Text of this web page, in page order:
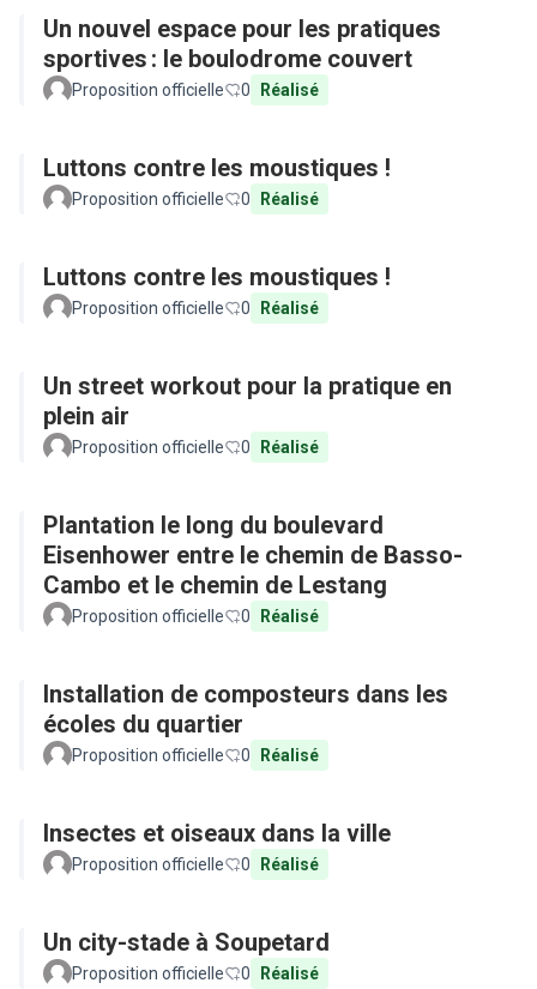
Un nouvel espace pour les pratiques
sportives : le boulodrome couvert
Proposition officielle 0 Réalisé
Luttons contre les moustiques !
Proposition officielle 0 Réalisé
Luttons contre les moustiques !
Proposition officielle 0 Réalisé
Un street workout pour la pratique en
plein air
Proposition officielle 0 Réalisé
Plantation le long du boulevard
Eisenhower entre le chemin de Basso-
Cambo et le chemin de Lestang
Proposition officielle 0 Réalisé
Installation de composteurs dans les
écoles du quartier
Proposition officielle 0 Réalisé
Insectes et oiseaux dans la ville
Proposition officielle 0 Réalisé
Un city-stade à Soupetard
Proposition officielle 0 Réalisé